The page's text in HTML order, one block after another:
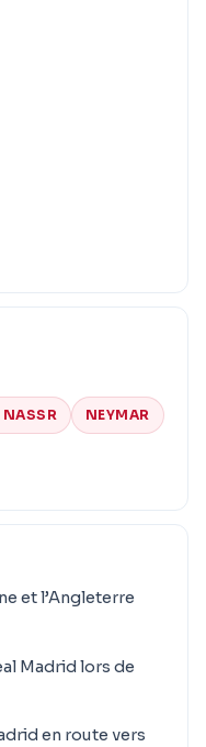
NASSR NEYMAR
et l’Angleterre
Madrid lors de
en route vers